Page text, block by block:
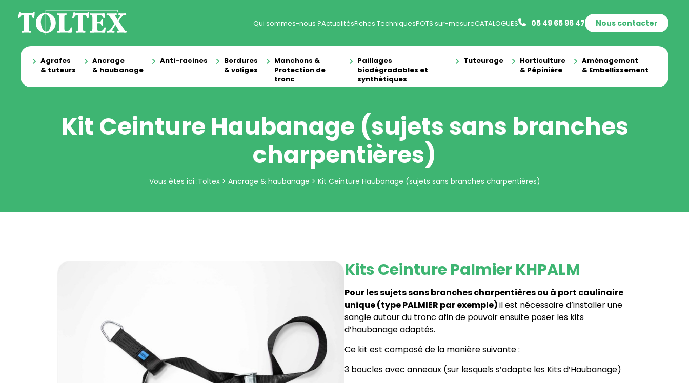
Agrafes
& tuteurs
Ancrage
& haubanage
Anti-racines
Bordures
& voliges
Manchons &
Protection de
tronc
Paillages
biodégradables et
synthétiques
Tuteurage
Horticulture
& Pépinière
Aménagement
& Embellissement
Qui sommes-nous ?ActualitésFiches TechniquesPOTS sur-mesureCATALOGUES 05 49 65 96 47 Nous contacter
Kit Ceinture Haubanage (sujets sans branches
charpentières)
Vous êtes ici :Toltex> Ancrage & haubanage > Kit Ceinture Haubanage (sujets sans branches charpentières)
Kits Ceinture Palmier KHPALM
Pour les sujets sans branches charpentières ou à port caulinaire
unique (type PALMIER par exemple)il est nécessaire d’installer une
sangle autour du tronc afin de pouvoir ensuite poser les kits
d’haubanage adaptés.
Ce kit est composé de la manière suivante :
3 boucles avec anneaux (sur lesquels s’adapte les Kits d’Haubanage)